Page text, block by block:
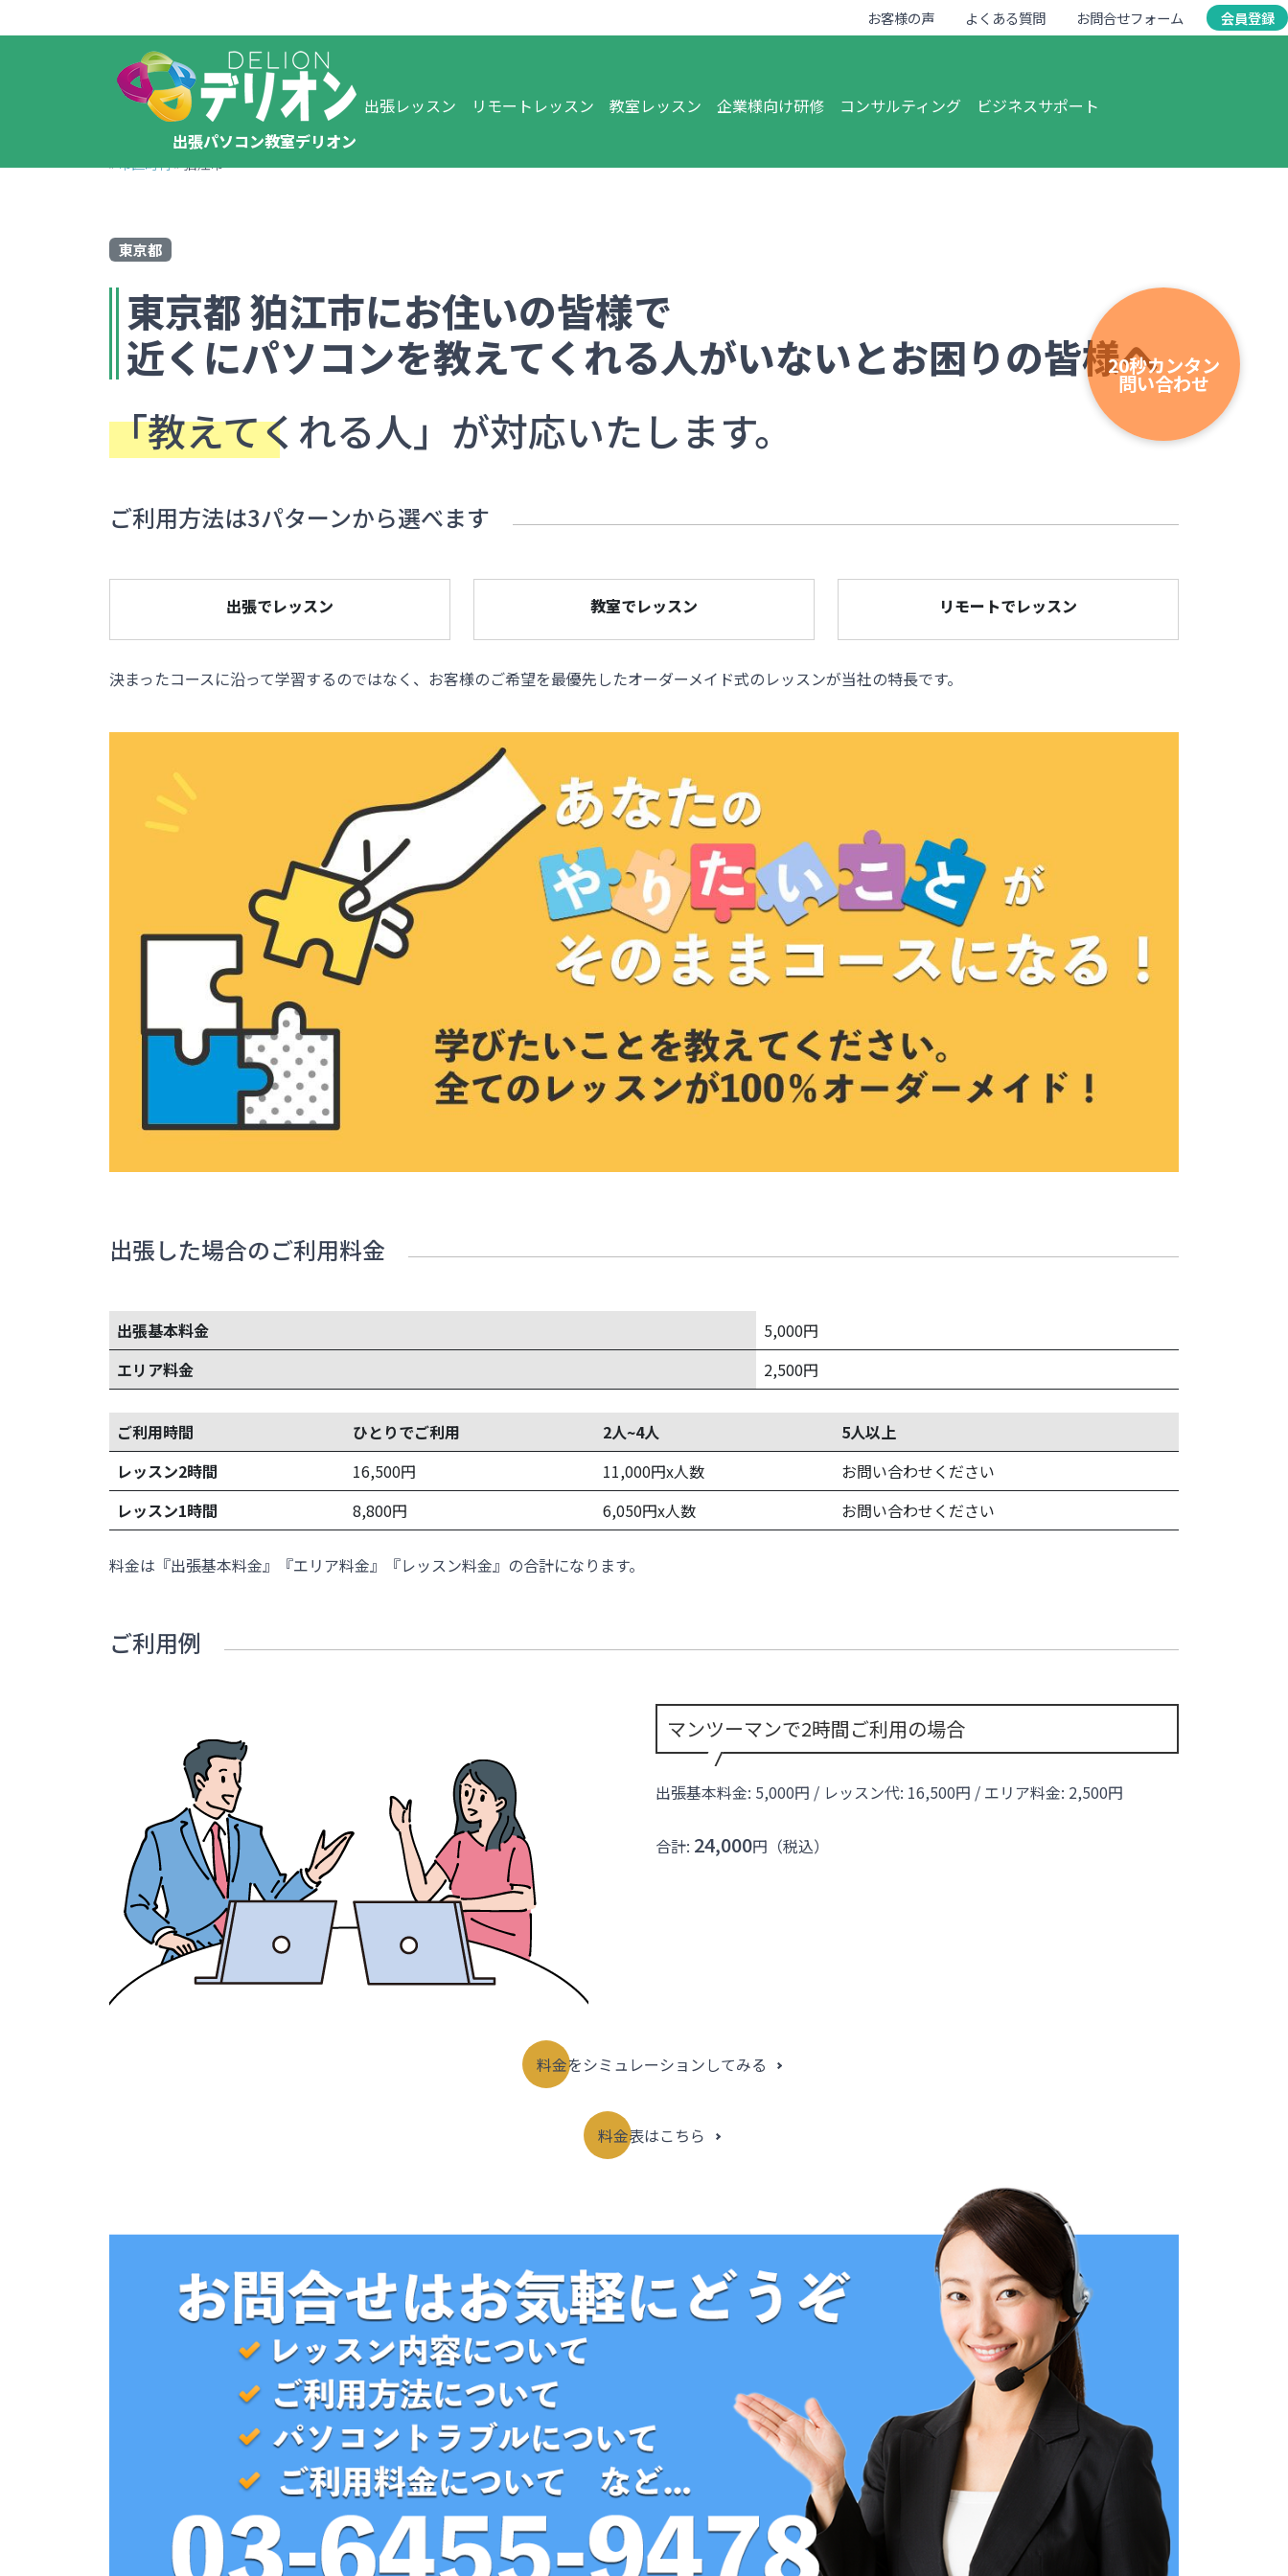
お客様の声 よくある質問 お問合せフォーム 会員登録
出張パソコン教室デリオン
出張レッスン リモートレッスン 教室レッスン 企業様向け研修 コンサルティング ビジネスサポート
»市区町村»狛江市
東京都
東京都狛江市にお住いの皆様で
近くにパソコンを教えてくれる人がいないとお困りの皆様へ
「教えてくれる人」 が対応いたします。
ご利用方法は3パターンから選べます
出張でレッスン 教室でレッスン リモートでレッスン
決まったコースに沿って学習するのではなく、お客様のご希望を最優先したオーダーメイド式のレッスンが当社の特長です。
出張した場合のご利用料金
出張基本料金
5,000円
エリア料金
2,500円
ご利用時間 ひとりでご利用 2人~4人
5人以上
レッスン2時間
16,500円 11,000円x人数
お問い合わせください
レッスン1時間
8,800円 6,050円x人数 お問い合わせください
料金は『出張基本料金』『エリア料金』『レッスン料金』の合計になります。
ご利用例
マンツーマンで2時間ご利用の場合
出張基本料金: 5,000円 / レッスン代: 16,500円 / エリア料金: 2,500円
合計: 24,000円（税込）
料金をシミュレーションしてみる
料金表はこちら
20秒カンタン
問い合わせ